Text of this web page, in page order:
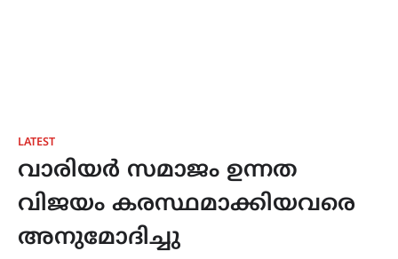
LATEST
വാരിയർ സമാജം ഉന്നത
വിജയം കരസ്ഥമാക്കിയവരെ
അനുമോദിച്ചു